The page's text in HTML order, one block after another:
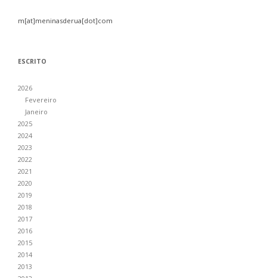
m[at]meninasderua[dot]com
ESCRITO
2026
Fevereiro
Janeiro
2025
2024
2023
2022
2021
2020
2019
2018
2017
2016
2015
2014
2013